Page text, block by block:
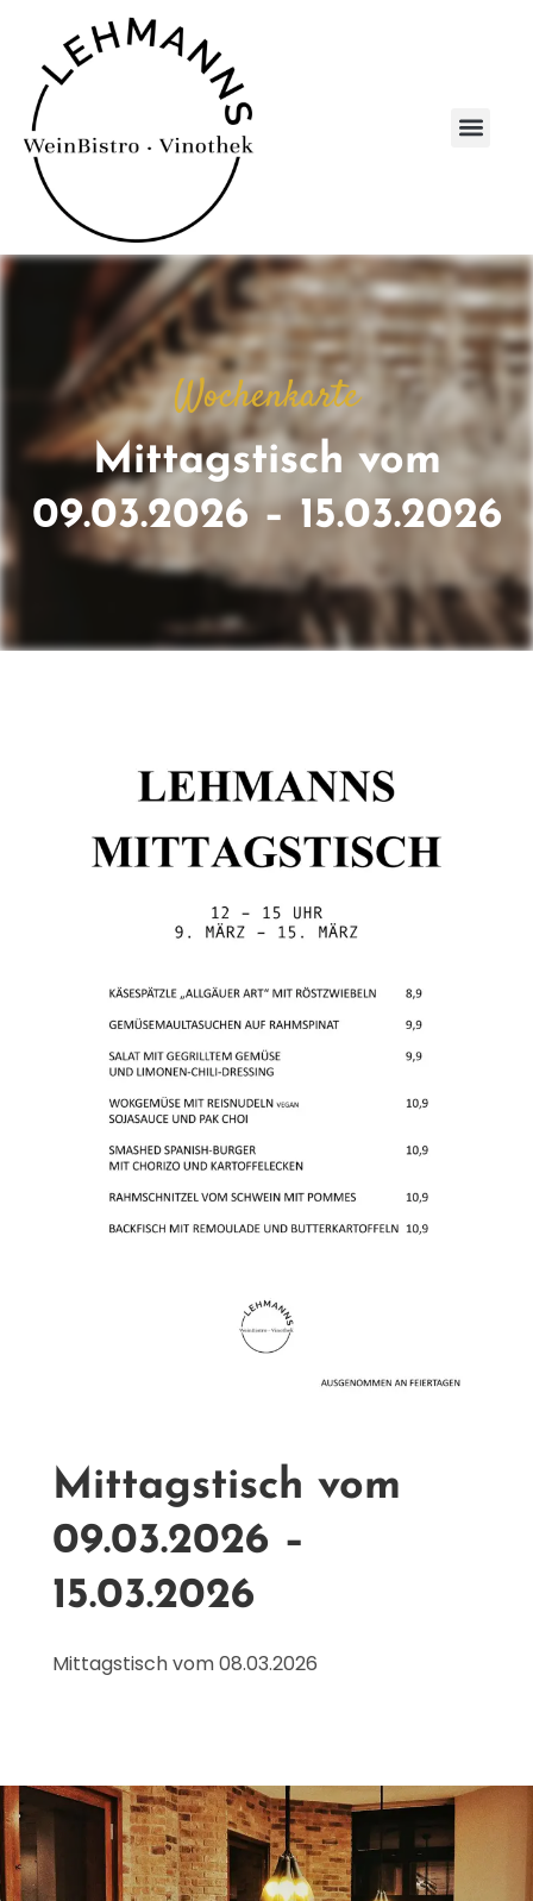
Wochenkarte
Mittagstisch vom
09.03.2026 – 15.03.2026
Mittagstisch vom
09.03.2026 –
15.03.2026
Mittagstisch vom 08.03.2026